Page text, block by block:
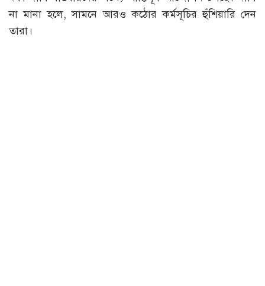
না মানা হলে, সামনে আরও কঠোর কর্মসূচির হুঁশিয়ারি দেন
তারা।